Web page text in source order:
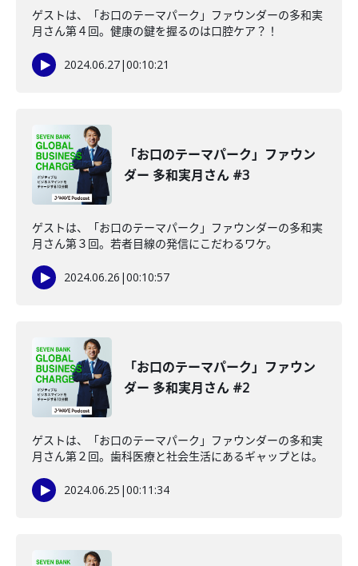
ゲストは、「お口のテーマパーク」ファウンダーの多和実
月さん第４回。健康の鍵を握るのは口腔ケア？！
2024.06.27|00:10:21
「お口のテーマパーク」ファウン
ダー 多和実月さん #3
ゲストは、「お口のテーマパーク」ファウンダーの多和実
月さん第３回。若者目線の発信にこだわるワケ。
2024.06.26 |00:10:57
「お口のテーマパーク」ファウン
ダー 多和実月さん #2
ゲストは、「お口のテーマパーク」ファウンダーの多和実
月さん第２回。歯科医療と社会生活にあるギャップとは。
2024.06.25 |00:11:34